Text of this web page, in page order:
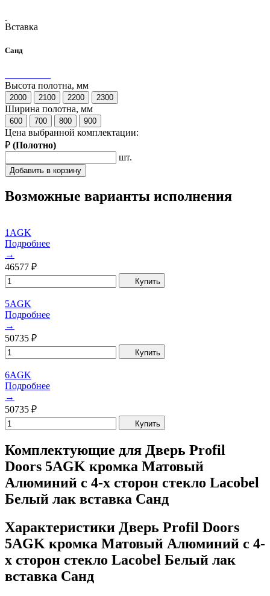
Вставка
Санд
Высота полотна, мм
2000 2100 2200 2300
Ширина полотна, мм
600 700 800 900
Цена выбранной комплектации:
₽ (Полотно)
шт.
Добавить в корзину
Возможные варианты исполнения
1AGK
Подробнее
→
46577 ₽
Купить
5AGK
Подробнее
→
50735 ₽
Купить
6AGK
Подробнее
→
50735 ₽
Купить
Комплектующие для Дверь Profil
Doors 5AGK кромка Матовый
Алюминий с 4-х сторон стекло Lacobel
Белый лак вставка Санд
Характеристики Дверь Profil Doors
5AGK кромка Матовый Алюминий с 4-
х сторон стекло Lacobel Белый лак
вставка Санд